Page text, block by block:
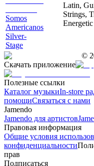
Somos
Americanos
Silver-
Stage
Latin,
Strings,
Energetic
©
Скачать приложение
Полезные ссылки
Каталог музыкиIn-store
помощиСвязаться с нами
Jamendo
Jamendo для артистов
Правовая информация
Общие условия
конфиденциальности
прав
Подписаться